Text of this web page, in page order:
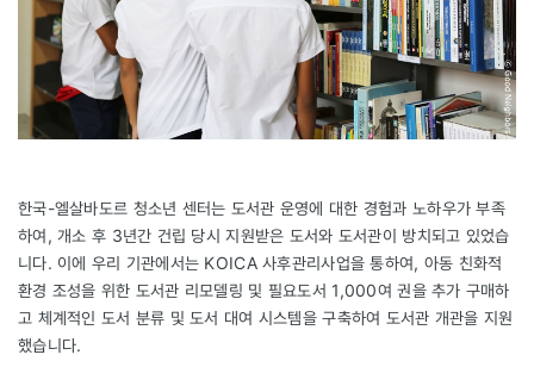
한국-엘살바도르 청소년 센터는 도서관 운영에 대한 경험과 노하우가 부족
하여, 개소 후 3년간 건립 당시 지원받은 도서와 도서관이 방치되고 있었습
니다. 이에 우리 기관에서는 KOICA 사후관리사업을 통하여, 아동 친화적
환경 조성을 위한 도서관 리모델링 및 필요도서 1,000여 권을 추가 구매하
고 체계적인 도서 분류 및 도서 대여 시스템을 구축하여 도서관 개관을 지원
했습니다.